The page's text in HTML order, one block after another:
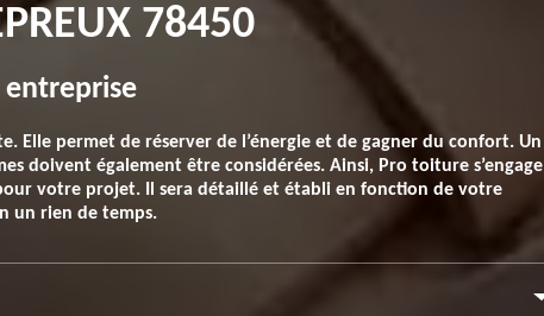
78450
entreprise
Elle permet de réserver de l’énergie et de gagner du confort. Un
doivent également être considérées. Ainsi, Pro toiture s’engage
votre projet. Il sera détaillé et établi en fonction de votre
un rien de temps.